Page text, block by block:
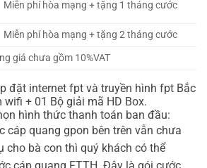
Miễn phí hòa mạng + tặng 1 tháng cước
Miễn phí hòa mạng + tặng 2 tháng cước
giá chưa gồm 10%VAT
đặt internet fpt và truyền hình fpt Bắc
+ 01 Bộ giải mã HD Box.
hình thức thanh toán ban đầu:
cáp quang gpon bên trên vẫn chưa
cho bà con thì quý khách có thể